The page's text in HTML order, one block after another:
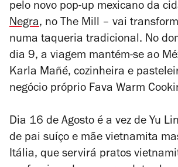
pelo novo pop-up mexicano da
Negra, no The Mill – vai
numa taqueria tradicional. No
dia 9, a viagem mantém-se ao
Karla Mañé, cozinheira e
negócio próprio Fava Warm
Dia 16 de Agosto é a vez de Yu
de pai suíço e mãe vietnamita
Itália, que servirá pratos